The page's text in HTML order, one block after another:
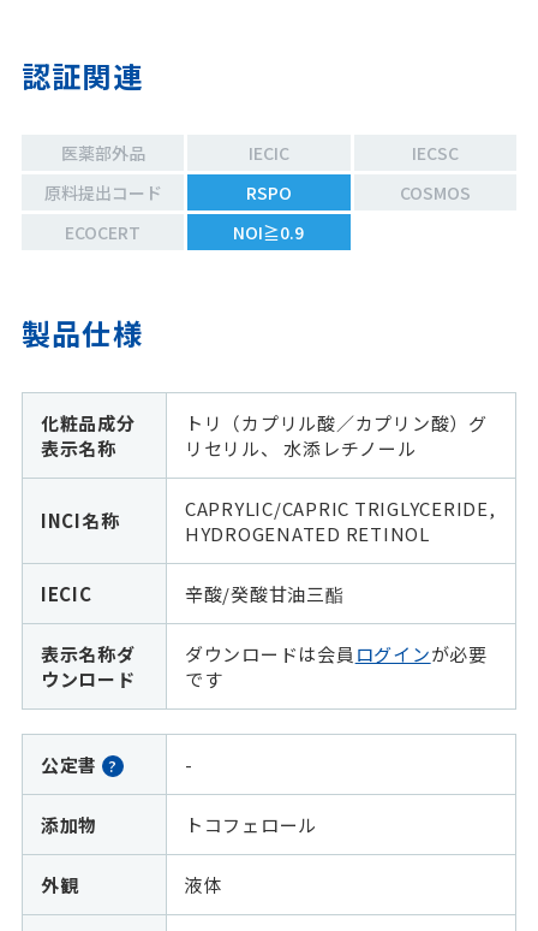
認証関連
医薬部外品 IECIC
IECSC
原料提出コード
RSPO
COSMOS
ECOCERT
NOI≧0.9
製品仕様
化粧品成分
表示名称
トリ（カプリル酸／カプリン酸）グ
リセリル、 水添レチノール
INCI名称
CAPRYLIC/CAPRIC TRIGLYCERIDE,
HYDROGENATED RETINOL
IECIC 辛酸/癸酸甘油三酯
表示名称ダ
ウンロード
ダウンロードは会員 ログインが必要
です
公定書 ? -
添加物 トコフェロール
外観 液体